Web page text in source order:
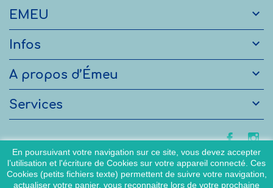
EMEU 
Infos 
A propos d’Émeu 
Services 
En poursuivant votre navigation sur ce site, vous devez accepter
l’utilisation et l'écriture de Cookies sur votre appareil connecté. Ces
Cookies (petits fichiers texte) permettent de suivre votre navigation,
actualiser votre panier, vous reconnaitre lors de votre prochaine